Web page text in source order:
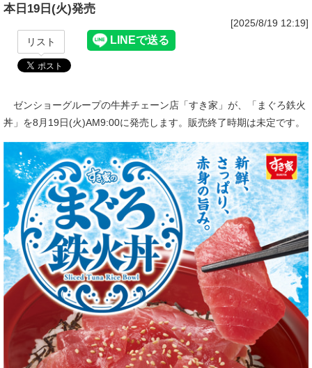
本日19日(火)発売
[2025/8/19 12:19]
リスト
ゼンショーグループの牛丼チェーン店「すき家」が、「まぐろ鉄火
丼」を8月19日(火)AM9:00に発売します。販売終了時期は未定です。